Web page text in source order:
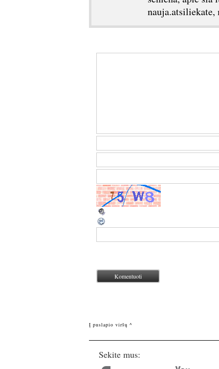
Į puslapio viršų ^
Sekite mus: